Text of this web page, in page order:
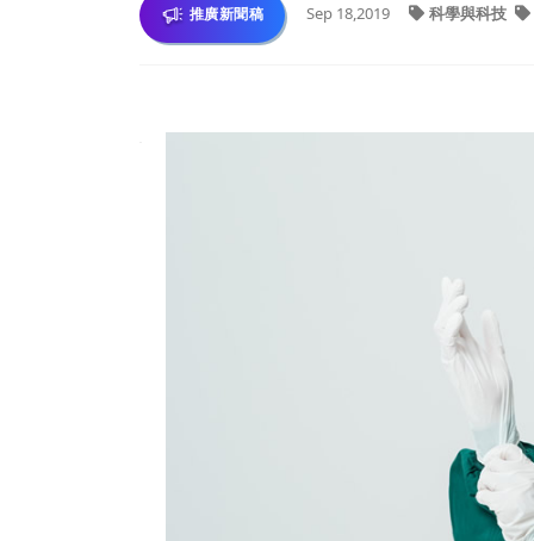
推廣新聞稿 Sep 18,2019 科學與科技